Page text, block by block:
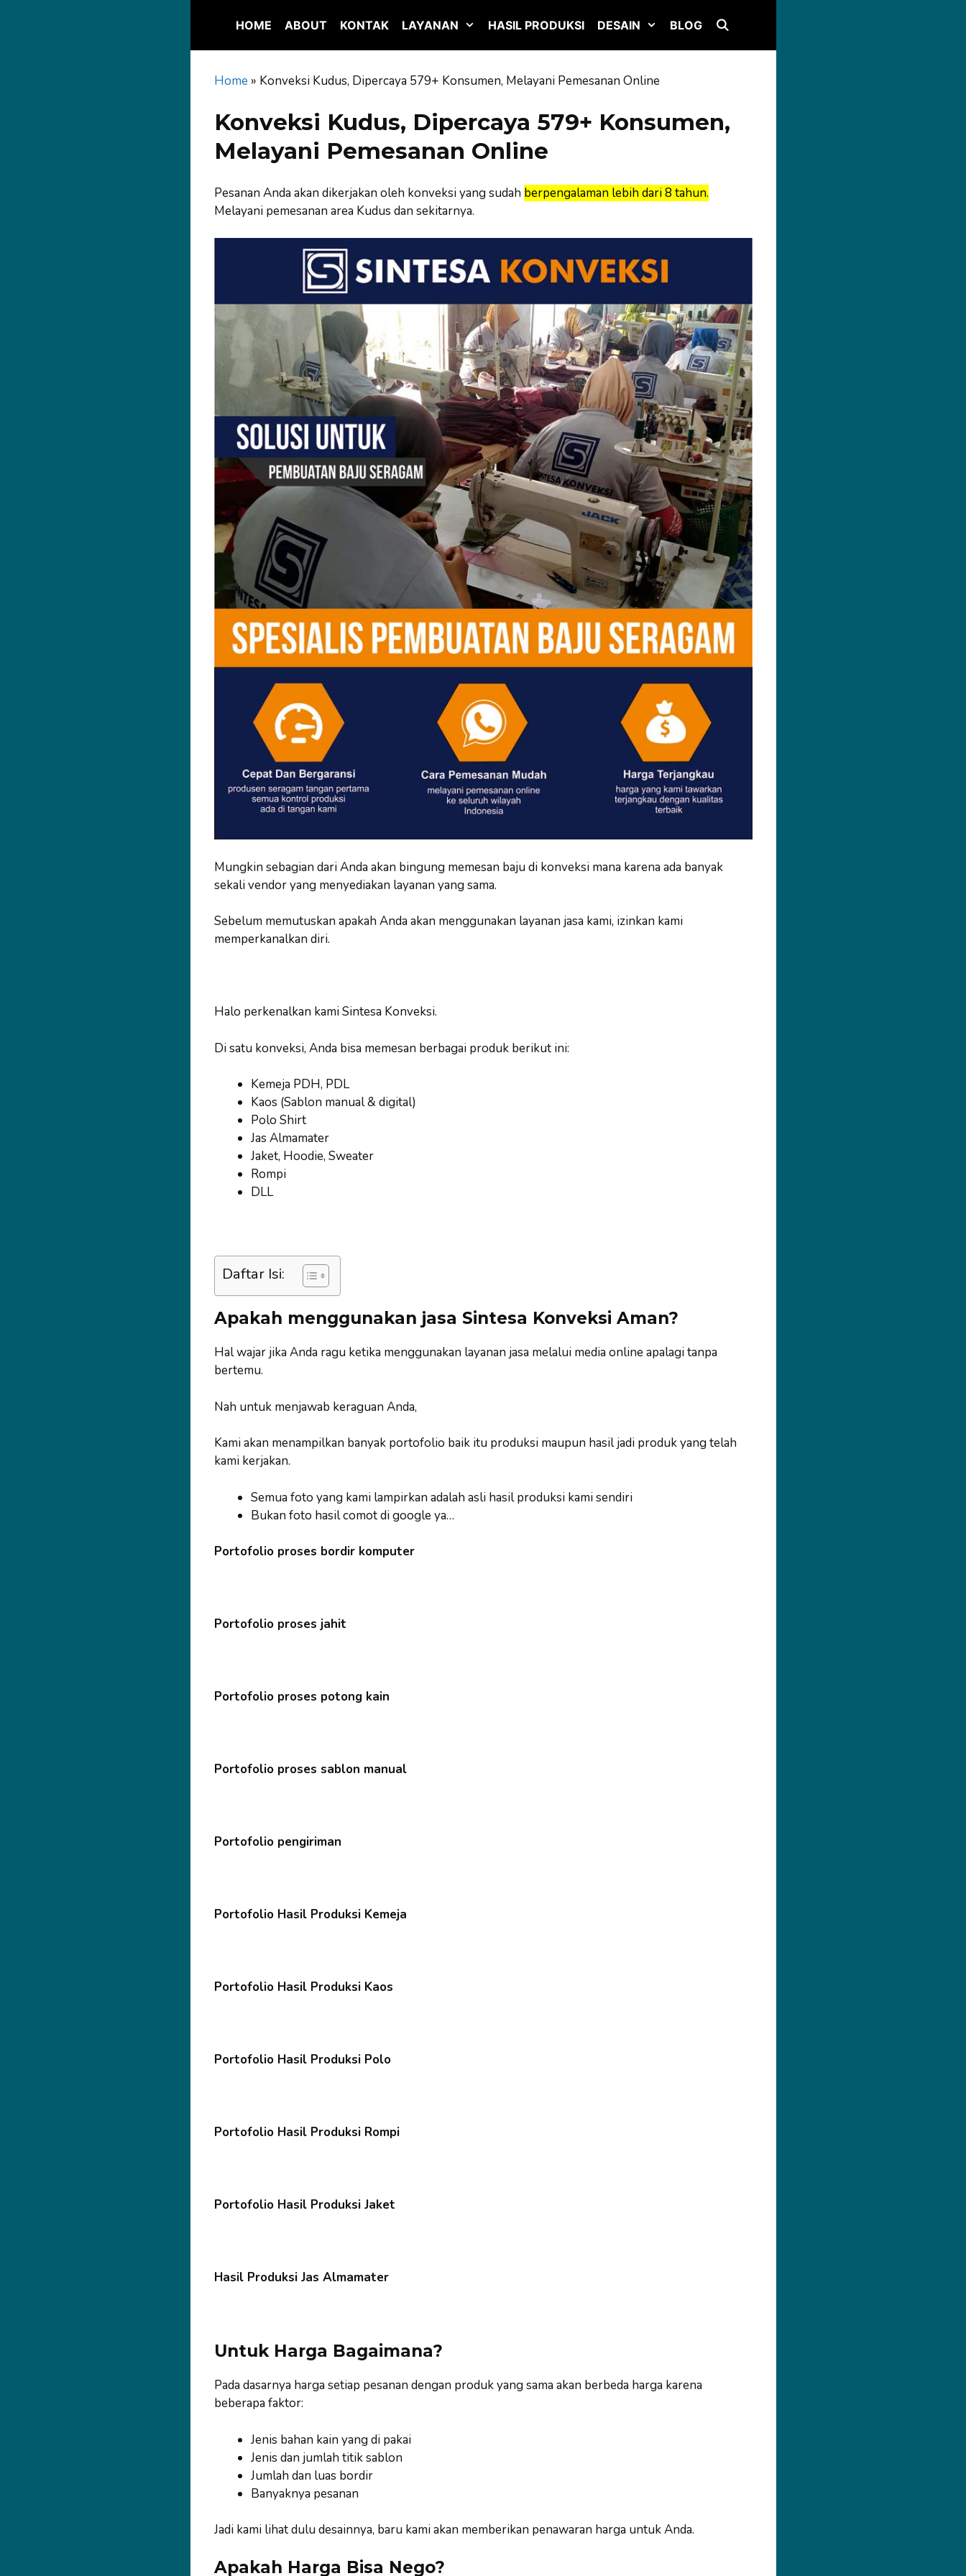
HOME ABOUT KONTAK LAYANAN HASIL PRODUKSI DESAIN BLOG
Home » Konveksi Kudus, Dipercaya 579+ Konsumen, Melayani Pemesanan Online
Konveksi Kudus, Dipercaya 579+ Konsumen,
Melayani Pemesanan Online
Pesanan Anda akan dikerjakan oleh konveksi yang sudah berpengalaman lebih dari 8 tahun.
Melayani pemesanan area Kudus dan sekitarnya.
Mungkin sebagian dari Anda akan bingung memesan baju di konveksi mana karena ada banyak
sekali vendor yang menyediakan layanan yang sama.
Sebelum memutuskan apakah Anda akan menggunakan layanan jasa kami, izinkan kami
memperkanalkan diri.
Halo perkenalkan kami Sintesa Konveksi.
Di satu konveksi, Anda bisa memesan berbagai produk berikut ini:
Kemeja PDH, PDL
Kaos (Sablon manual & digital)
Polo Shirt
Jas Almamater
Jaket, Hoodie, Sweater
Rompi
DLL
Daftar Isi:
Apakah menggunakan jasa Sintesa Konveksi Aman?
Hal wajar jika Anda ragu ketika menggunakan layanan jasa melalui media online apalagi tanpa
bertemu.
Nah untuk menjawab keraguan Anda,
Kami akan menampilkan banyak portofolio baik itu produksi maupun hasil jadi produk yang telah
kami kerjakan.
Semua foto yang kami lampirkan adalah asli hasil produksi kami sendiri
Bukan foto hasil comot di google ya…
Portofolio proses bordir komputer
Portofolio proses jahit
Portofolio proses potong kain
Portofolio proses sablon manual
Portofolio pengiriman
Portofolio Hasil Produksi Kemeja
Portofolio Hasil Produksi Kaos
Portofolio Hasil Produksi Polo
Portofolio Hasil Produksi Rompi
Portofolio Hasil Produksi Jaket
Hasil Produksi Jas Almamater
Untuk Harga Bagaimana?
Pada dasarnya harga setiap pesanan dengan produk yang sama akan berbeda harga karena
beberapa faktor:
Jenis bahan kain yang di pakai
Jenis dan jumlah titik sablon
Jumlah dan luas bordir
Banyaknya pesanan
Jadi kami lihat dulu desainnya, baru kami akan memberikan penawaran harga untuk Anda.
Apakah Harga Bisa Nego?